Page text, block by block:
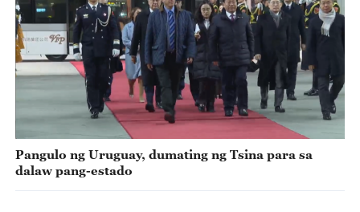
Pangulo ng Uruguay, dumating ng Tsina para sa
dalaw pang-estado